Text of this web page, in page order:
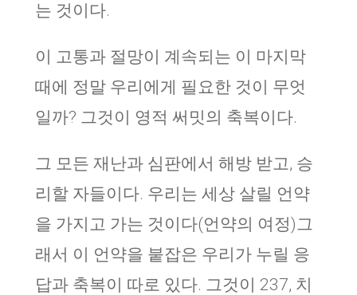
는 것이다.
이 고통과 절망이 계속되는 이 마지막
때에 정말 우리에게 필요한 것이 무엇
일까? 그것이 영적 써밋의 축복이다.
그 모든 재난과 심판에서 해방 받고, 승
리할 자들이다. 우리는 세상 살릴 언약
을 가지고 가는 것이다(언약의 여정)그
래서 이 언약을 붙잡은 우리가 누릴 응
답과 축복이 따로 있다. 그것이 237, 치